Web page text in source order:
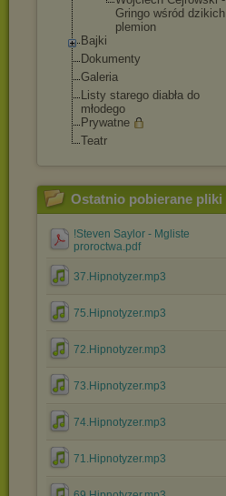
Gringo wśród dzikich
plemion
Bajki
Dokumenty
Galeria
Listy starego diabła do
młodego
Prywatne
Teatr
Ostatnio pobierane pliki
!Steven Saylor - Mgliste
proroctwa.pdf
37.Hipnotyzer.mp3
75.Hipnotyzer.mp3
72.Hipnotyzer.mp3
73.Hipnotyzer.mp3
74.Hipnotyzer.mp3
71.Hipnotyzer.mp3